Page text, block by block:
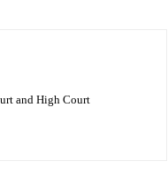
and High Court